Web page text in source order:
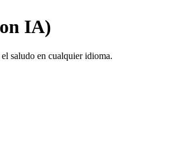
IA)
saludo en cualquier idioma.